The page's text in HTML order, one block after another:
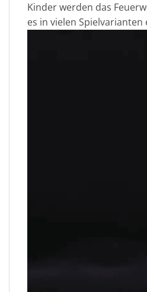
Kinder werden das
es in vielen Spielvarianten